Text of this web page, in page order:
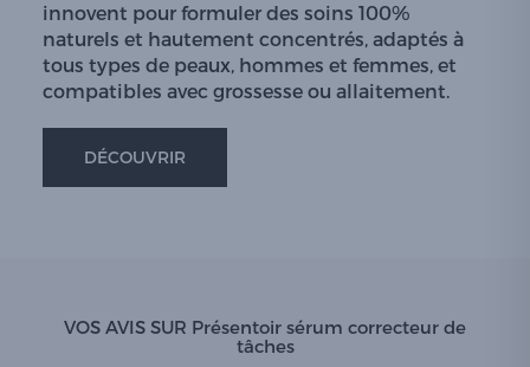
innovent pour formuler des soins 100%
naturels et hautement concentrés, adaptés à
tous types de peaux, hommes et femmes, et
compatibles avec grossesse ou allaitement.
DÉCOUVRIR
VOS AVIS SUR Présentoir sérum correcteur de
tâches